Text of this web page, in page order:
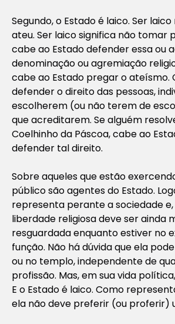
Segundo, o Estado é laico. Ser
ateu. Ser laico significa não tomar
cabe ao Estado defender essa ou
denominação ou agremiação
cabe ao Estado pregar o ateísmo.
defender o direito das pessoas,
escolherem (ou não terem de
que acreditarem. Se alguém
Coelhinho da Páscoa, cabe ao
defender tal direito.
Sobre aqueles que estão
público são agentes do Estado.
representa perante a sociedade e,
liberdade religiosa deve ser ainda
resguardada enquanto estiver no
função. Não há dúvida que ela
ou no templo, independente de
profissão. Mas, em sua vida
E o Estado é laico. Como
ela não deve preferir (ou proferir)